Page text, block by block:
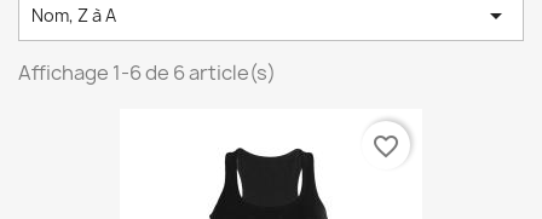
Nom, Z à A 
Affichage 1-6 de 6 article(s)
favorite_border